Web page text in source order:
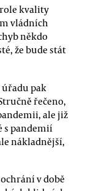
kvality
vládních
někdo
že bude stát
pak
řečeno,
ale již
s pandemií
nákladnější,
v době